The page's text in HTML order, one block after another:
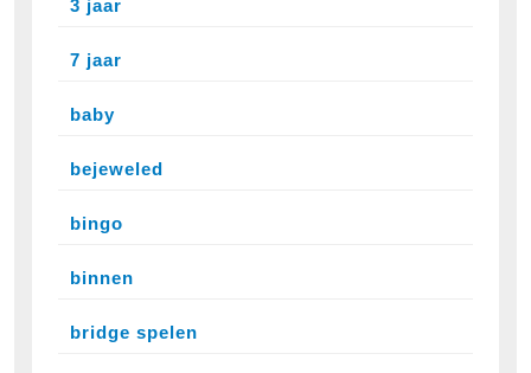
3 jaar
7 jaar
baby
bejeweled
bingo
binnen
bridge spelen